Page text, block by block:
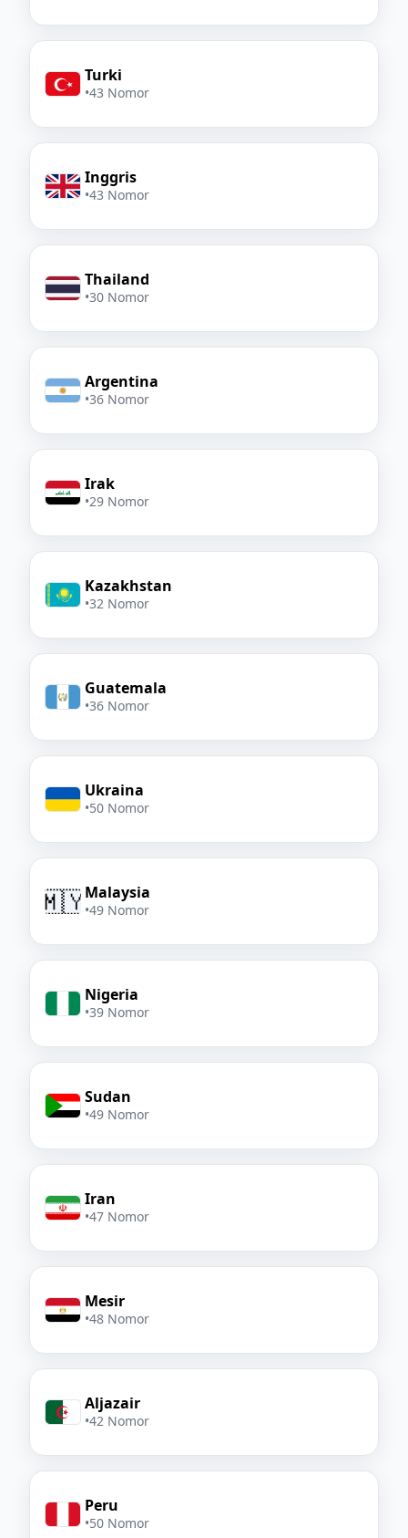
Turki
•43 Nomor
Inggris
•43 Nomor
Thailand
•30 Nomor
Argentina
•36 Nomor
Irak
•29 Nomor
Kazakhstan
•32 Nomor
Guatemala
•36 Nomor
Ukraina
•50 Nomor
🇲🇾Malaysia
•49 Nomor
Nigeria
•39 Nomor
Sudan
•49 Nomor
Iran
•47 Nomor
Mesir
•48 Nomor
Aljazair
•42 Nomor
Peru
•50 Nomor